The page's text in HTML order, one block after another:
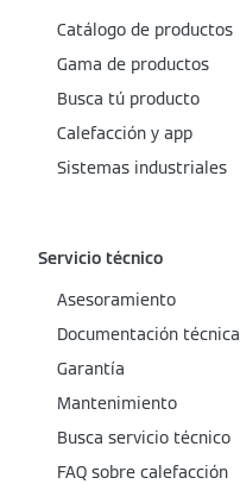
Catálogo de productos
Gama de productos
Busca tú producto
Calefacción y app
Sistemas industriales
Servicio técnico
Asesoramiento
Documentación técnica
Garantía
Mantenimiento
Busca servicio técnico
FAQ sobre calefacción